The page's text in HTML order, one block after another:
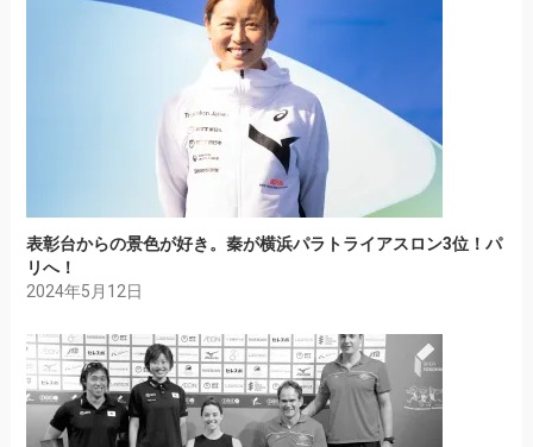
表彰台からの景色が好き。秦が横浜パラトライアスロン3位！パ
リへ！
2024年5月12日